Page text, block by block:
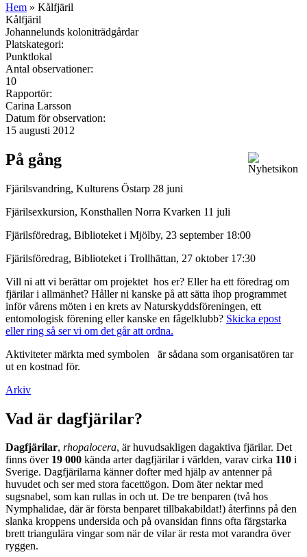
Hem » Kålfjäril
Kålfjäril
Johannelunds koloniträdgårdar
Platskategori:
Punktlokal
Antal observationer:
10
Rapportör:
Carina Larsson
Datum för observation:
15 augusti 2012
På gång
Fjärilsvandring, Kulturens Östarp 28 juni
Fjärilsexkursion, Konsthallen Norra Kvarken 11 juli
Fjärilsföredrag, Biblioteket i Mjölby, 23 september 18:00
Fjärilsföredrag, Biblioteket i Trollhättan, 27 oktober 17:30
Vill ni att vi berättar om projektet hos er? Eller ha ett föredrag om
fjärilar i allmänhet? Håller ni kanske på att sätta ihop programmet
inför vårens möten i en krets av Naturskyddsföreningen, ett
entomologisk förening eller kanske en fågelklubb? Skicka epost
eller ring så ser vi om det går att ordna.
Aktiviteter märkta med symbolen
är sådana som organisatören tar
ut en kostnad för.
Arkiv
Vad är dagfjärilar?
Dagfjärilar, rhopalocera, är huvudsakligen dagaktiva fjärilar. Det
finns över 19 000 kända arter dagfjärilar i världen, varav cirka 110 i
Sverige. Dagfjärilarna känner dofter med hjälp av antenner på
huvudet och ser med stora facettögon. Dom äter nektar med
sugsnabel, som kan rullas in och ut. De tre benparen (två hos
Nymphalidae, där är första benparet tillbakabildat!) återfinns på den
slanka kroppens undersida och på ovansidan finns ofta färgstarka
brett triangulära vingar som när de vilar är resta mot varandra över
ryggen.